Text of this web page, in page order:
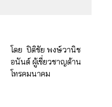
โดย ปิติชัย พงษ์วานิช
อนันต์ ผู้เชี่ยวชาญด้าน
โทรคมนาคม